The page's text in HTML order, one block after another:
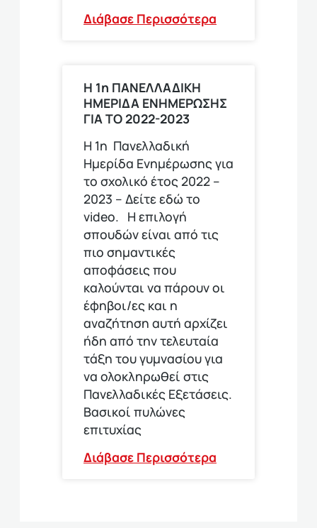
Διάβασε Περισσότερα
Η 1η ΠΑΝΕΛΛΑΔΙΚΗ
ΗΜΕΡΙΔΑ ΕΝΗΜΕΡΩΣΗΣ
ΓΙΑ ΤΟ 2022-2023
Η 1η Πανελλαδική
Ημερίδα Ενημέρωσης για
το σχολικό έτος 2022 –
2023 – Δείτε εδώ το
video. Η επιλογή
σπουδών είναι από τις
πιο σημαντικές
αποφάσεις που
καλούνται να πάρουν οι
έφηβοι/ες και η
αναζήτηση αυτή αρχίζει
ήδη από την τελευταία
τάξη του γυμνασίου για
να ολοκληρωθεί στις
Πανελλαδικές Εξετάσεις.
Βασικοί πυλώνες
επιτυχίας
Διάβασε Περισσότερα